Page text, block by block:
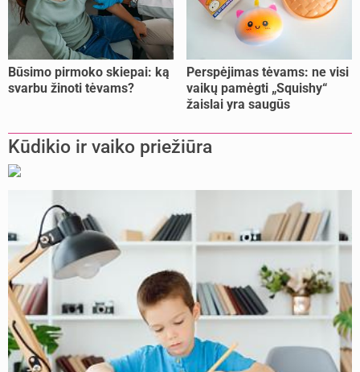
Būsimo pirmoko skiepai: ką
svarbu žinoti tėvams?
Perspėjimas tėvams: ne visi
vaikų pamėgti „Squishy“
žaislai yra saugūs
Kūdikio ir vaiko priežiūra